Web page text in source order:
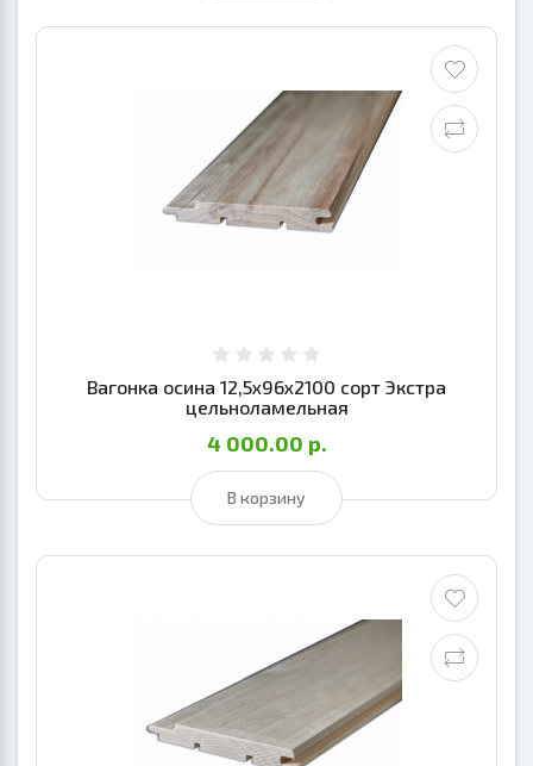
Вагонка осина 12,5х96х2100 сорт Экстра
цельноламельная
4 000.00 р.
В корзину